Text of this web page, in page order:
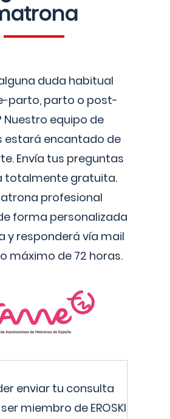
duda habitual
parto, parto o post-
Nuestro equipo de
estará encantado de
Envía tus preguntas
totalmente gratuita.
profesional
forma personalizada
y responderá vía mail
máximo de 72 horas.
enviar tu consulta
miembro de EROSKI